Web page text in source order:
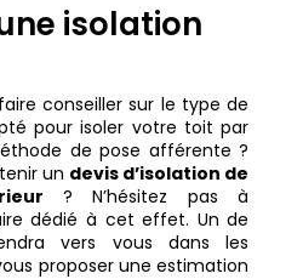
isolation
conseiller sur le type de
pour isoler votre toit par
de pose afférente ?
un devis d’isolation de
? N’hésitez pas à
dédié à cet effet. Un de
vers vous dans les
proposer une estimation